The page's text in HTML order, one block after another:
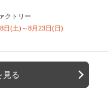
クトリー
日(土)～8月23日(日)
見る